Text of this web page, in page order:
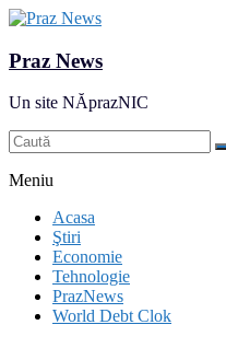
Praz News
Un site NĂprazNIC
Meniu
Acasa
Ştiri
Economie
Tehnologie
PrazNews
World Debt Clok